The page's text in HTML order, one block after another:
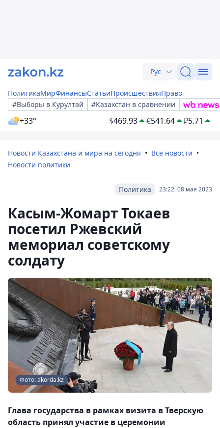
Рус
ПолитикаМирФинансыСтатьиПроисшествияПраво
#Выборы в Курултай
#Казахстан в сравнении
+33° $469.93 €541.64 ₽5.71
Новости Казахстана и мира на сегодня
Все новости
Новости политики
23:22, 08 мая 2023
Политика
Касым-Жомарт Токаев
посетил Ржевский
мемориал советскому
солдату
Фото: akorda.kz
Глава государства в рамках визита в Тверскую
область принял участие в церемонии